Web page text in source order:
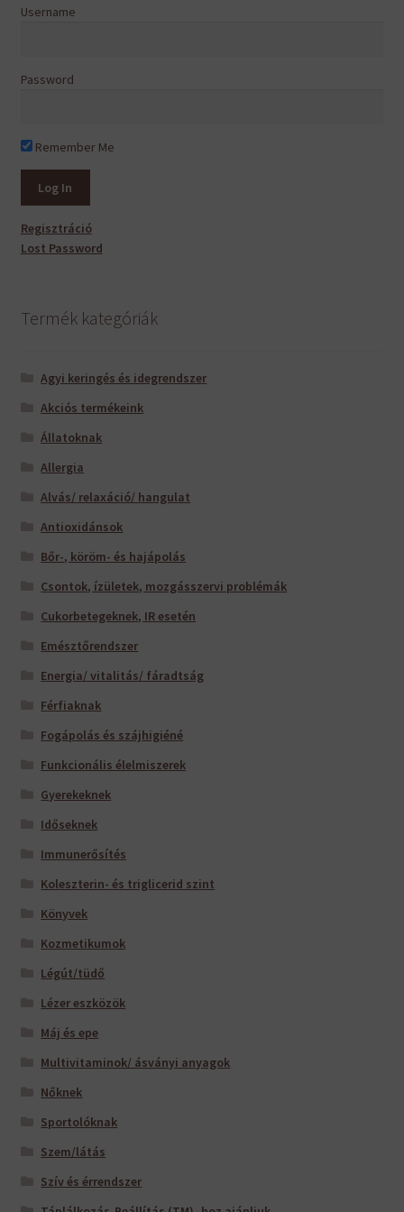
Username
Password
Remember Me
Regisztráció
Lost Password
Termék kategóriák
Agyi keringés és idegrendszer
Akciós termékeink
Állatoknak
Allergia
Alvás/ relaxáció/ hangulat
Antioxidánsok
Bőr-, köröm- és hajápolás
Csontok, ízületek, mozgásszervi problémák
Cukorbetegeknek, IR esetén
Emésztőrendszer
Energia/ vitalitás/ fáradtság
Férfiaknak
Fogápolás és szájhigiéné
Funkcionális élelmiszerek
Gyerekeknek
Időseknek
Immunerősítés
Koleszterin- és triglicerid szint
Könyvek
Kozmetikumok
Légút/tüdő
Lézer eszközök
Máj és epe
Multivitaminok/ ásványi anyagok
Nőknek
Sportolóknak
Szem/látás
Szív és érrendszer